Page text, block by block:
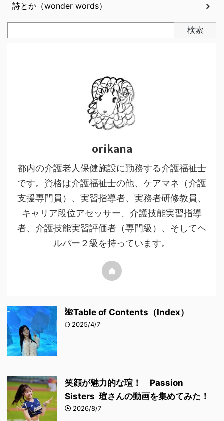
詩とか（wonder words）
検索
orikana
都内の介護老人保健施設に勤務する介護福祉士
です。資格は介護福祉士の他、ケアマネ（介護
支援専門員）、実習指導者、実務者研修教員、
キャリア段位アセッサー、介護技能実習指導
者、介護技能実習評価者（専門級）、そしてヘ
ルパー２級を持っています。
🌺Table of Contents（Index）
2025/4/7
笑顔が魅力的な瑄！ Passion
Sisters 瑄さんの動画を集めてみた！
2026/8/7